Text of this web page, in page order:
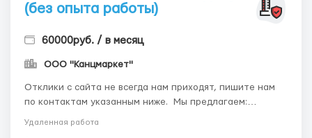
(без опыта работы)
60000руб. / в месяц
ООО "Канцмаркет"
Отклики с сайта не всегда нам приходят, пишите нам
по контактам указанным ниже. Мы предлагаем:
Удаленная работа